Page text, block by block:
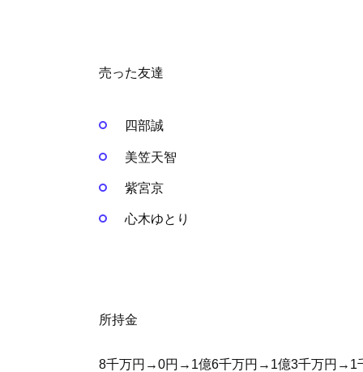
売った友達
四部誠
美笠天智
紫宮京
心木ゆとり
所持金
8千万円→0円→1億6千万円→1億3千万円